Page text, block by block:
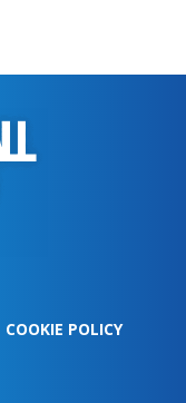
COOKIE POLICY